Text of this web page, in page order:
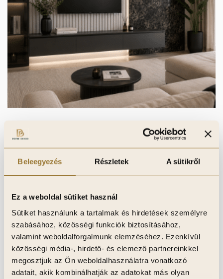
Beleegyezés Részletek A sütikről
Ez a weboldal sütiket használ
Sütiket használunk a tartalmak és hirdetések személyre
szabásához, közösségi funkciók biztosításához,
valamint weboldalforgalmunk elemzéséhez. Ezenkívül
közösségi média-, hirdető- és elemező partnereinkkel
megosztjuk az Ön weboldalhasználatra vonatkozó
adatait, akik kombinálhatják az adatokat más olyan
24mm vastag, 17cmx300cm
16 950Ft 12 713Ft
Kívánságlistához adom